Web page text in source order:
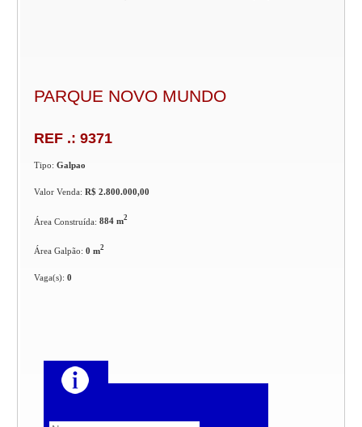
PARQUE NOVO MUNDO
REF .: 9371
Tipo:Galpao
Valor Venda:R$ 2.800.000,00
Área Construída:884 m2
Área Galpão:0 m2
Vaga(s):0